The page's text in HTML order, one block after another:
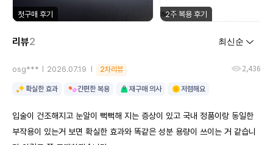
첫구매 후기 2주 복용 후기
리뷰2
osg*** 2026.07.19 2차리뷰 2,436
확실한 효과 간편한 복용 재구매 의사 저렴해요
입술이 건조해지고 눈알이 뻑뻑해 지는 증상이 있고 국내 정품이랑 동일한
부작용이 있는거 보면 확실한 효과와 똑같은 성분 용량이 쓰이는 거 같습니